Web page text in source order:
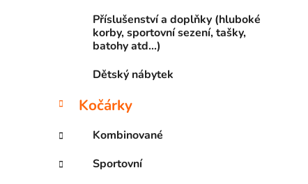
Příslušenství a doplňky (hluboké
korby, sportovní sezení, tašky,
batohy atd...)
Dětský nábytek
Kočárky
Kombinované
Sportovní